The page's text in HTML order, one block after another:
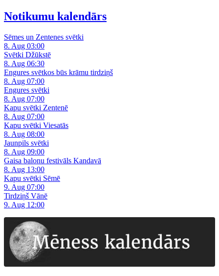
Notikumu kalendārs
Sēmes un Zentenes svētki
8. Aug 03:00
Svētki Džūkstē
8. Aug 06:30
Engures svētkos būs krāmu tirdziņš
8. Aug 07:00
Engures svētki
8. Aug 07:00
Kapu svētki Zentenē
8. Aug 07:00
Kapu svētki Viesatās
8. Aug 08:00
Jaunpils svētki
8. Aug 09:00
Gaisa balonu festivāls Kandavā
8. Aug 13:00
Kapu svētki Sēmē
9. Aug 07:00
Tirdziņš Vānē
9. Aug 12:00